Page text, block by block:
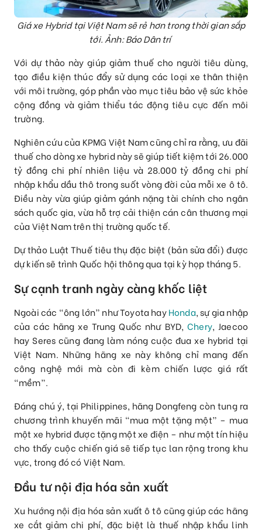
Giá xe Hybrid tại Việt Nam sẽ rẻ hơn trong thời gian sắp
tới. Ảnh: Báo Dân trí
Với dự thảo này giúp giảm thuế cho người tiêu dùng,
tạo điều kiện thúc đẩy sử dụng các loại xe thân thiện
với môi trường, góp phần vào mục tiêu bảo vệ sức khỏe
cộng đồng và giảm thiểu tác động tiêu cực đến môi
trường.
Nghiên cứu của KPMG Việt Nam cũng chỉ ra rằng, ưu đãi
thuế cho dòng xe hybrid này sẽ giúp tiết kiệm tới 26.000
tỷ đồng chi phí nhiên liệu và 28.000 tỷ đồng chi phí
nhập khẩu dầu thô trong suốt vòng đời của mỗi xe ô tô.
Điều này vừa giúp giảm gánh nặng tài chính cho ngân
sách quốc gia, vừa hỗ trợ cải thiện cán cân thương mại
của Việt Nam trên thị trường quốc tế.
Dự thảo Luật Thuế tiêu thụ đặc biệt (bản sửa đổi) được
dự kiến sẽ trình Quốc hội thông qua tại kỳ họp tháng 5.
Sự cạnh tranh ngày càng khốc liệt
Ngoài các “ông lớn” như Toyota hayHonda, sự gia nhập
của các hãng xe Trung Quốc như BYD,Chery, Jaecoo
hay Seres cũng đang làm nóng cuộc đua xe hybrid tại
Việt Nam. Những hãng xe này không chỉ mang đến
công nghệ mới mà còn đi kèm chiến lược giá rất
“mềm”.
Đáng chú ý, tại Philippines, hãng Dongfeng còn tung ra
chương trình khuyến mãi “mua một tặng một” – mua
một xe hybrid được tặng một xe điện – như một tín hiệu
cho thấy cuộc chiến giá sẽ tiếp tục lan rộng trong khu
vực, trong đó có Việt Nam.
Đầu tư nội địa hóa sản xuất
Xu hướng nội địa hóa sản xuất ô tô cũng giúp các hãng
xe cắt giảm chi phí, đặc biệt là thuế nhập khẩu linh